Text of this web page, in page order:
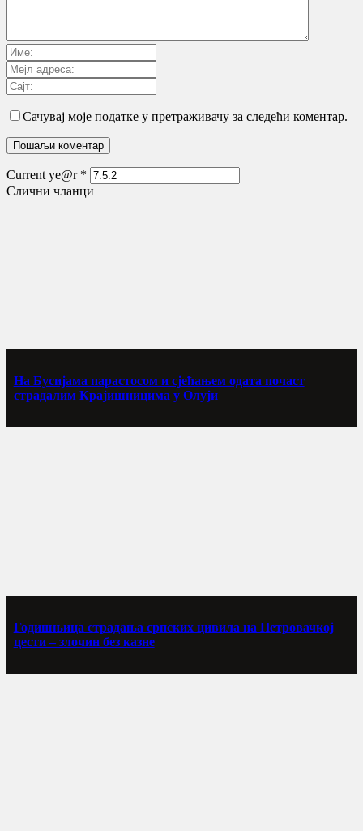
Сачувај моје податке у претраживачу за следећи коментар.
Current ye@r *
Слични чланци
На Бусијама парастосом и сјећањем одата почаст
страдалим Крајишницима у Олуји
Годишњица страдања српских цивила на Петровачкој
цести – злочин без казне